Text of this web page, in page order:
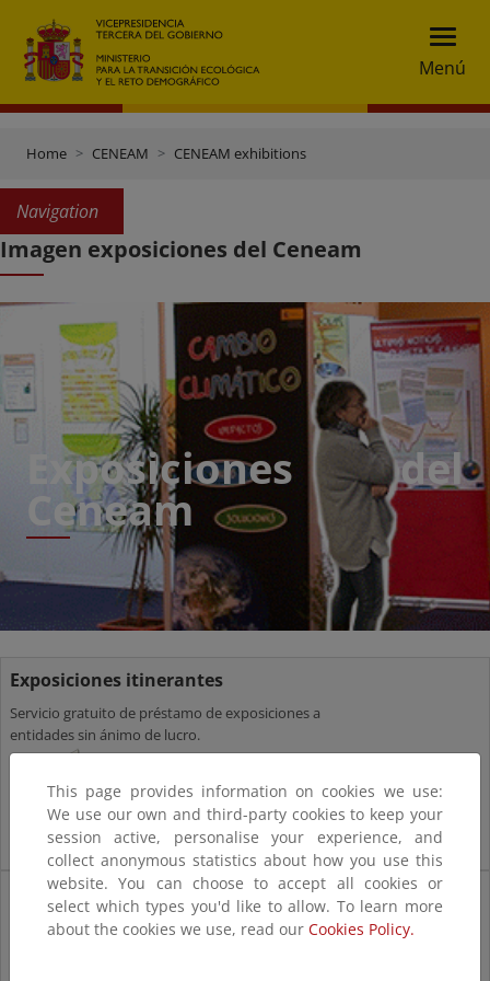
Menú
Home CENEAM CENEAM exhibitions
Navigation
Imagen exposiciones del Ceneam
Exposiciones del
Ceneam
Exposiciones itinerantes
Servicio gratuito de préstamo de exposiciones a
entidades sin ánimo de lucro.
Exposiciones temporales
Exposiciones sobre temas ambientales que se
This page provides information on cookies we use:
We use our own and third-party cookies to keep your
session active, personalise your experience, and
collect anonymous statistics about how you use this
website. You can choose to accept all cookies or
select which types you'd like to allow. To learn more
about the cookies we use, read our Cookies Policy.